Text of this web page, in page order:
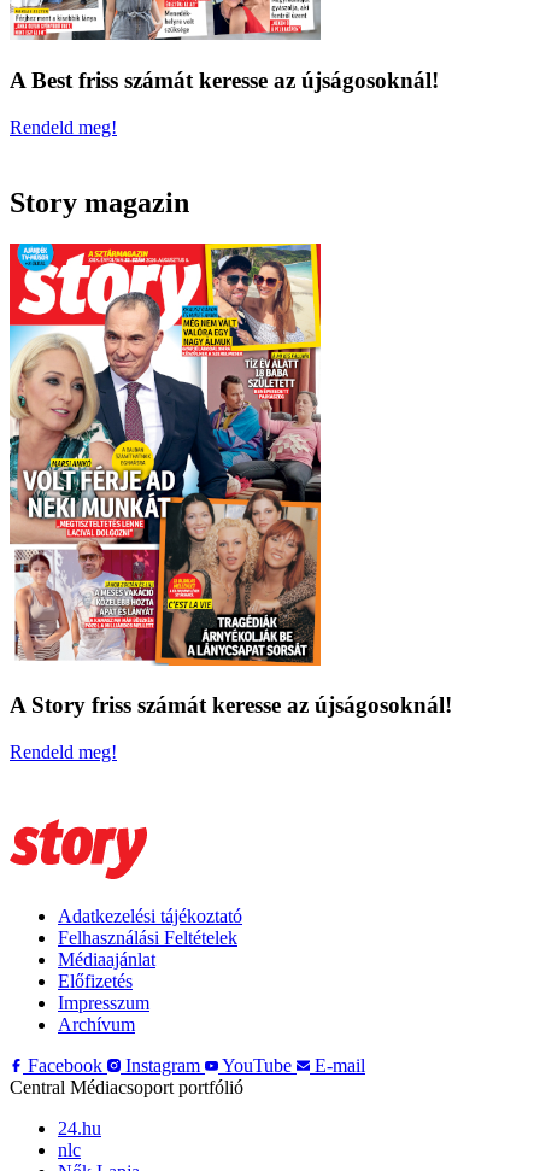
A Best friss számát keresse az újságosoknál!
Rendeld meg!
Story magazin
A Story friss számát keresse az újságosoknál!
Rendeld meg!
Adatkezelési tájékoztató
Felhasználási Feltételek
Médiaajánlat
Előfizetés
Impresszum
Archívum
Facebook
Instagram YouTube
E-mail
Central Médiacsoport portfólió
24.hu
nlc